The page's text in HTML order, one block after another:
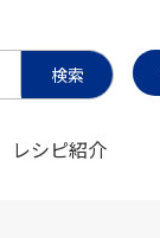
レシピ紹介